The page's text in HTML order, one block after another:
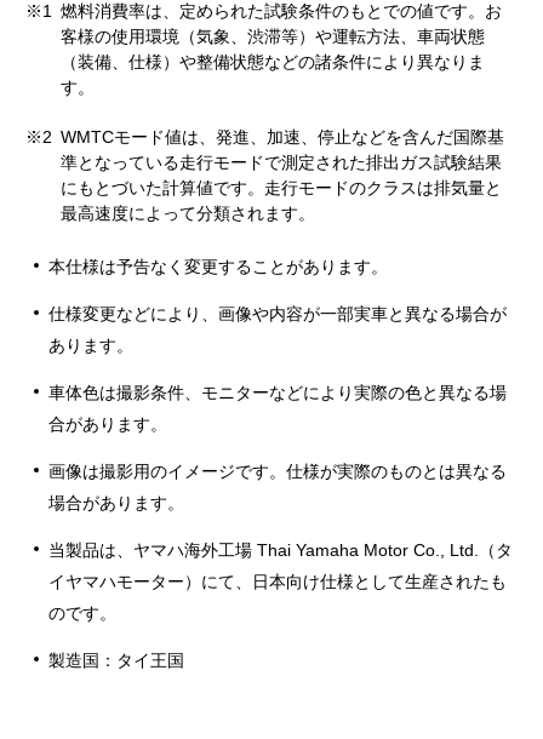
※1 燃料消費率は、定められた試験条件のもとでの値です。お
客様の使用環境（気象、渋滞等）や運転方法、車両状態
（装備、仕様）や整備状態などの諸条件により異なりま
す。
※2 WMTCモード値は、発進、加速、停止などを含んだ国際基
準となっている走行モードで測定された排出ガス試験結果
にもとづいた計算値です。走行モードのクラスは排気量と
最高速度によって分類されます。
本仕様は予告なく変更することがあります。
仕様変更などにより、画像や内容が一部実車と異なる場合が
あります。
車体色は撮影条件、モニターなどにより実際の色と異なる場
合があります。
画像は撮影用のイメージです。仕様が実際のものとは異なる
場合があります。
当製品は、ヤマハ海外工場 Thai Yamaha Motor Co., Ltd.（タ
イヤマハモーター）にて、日本向け仕様として生産されたも
のです。
製造国：タイ王国